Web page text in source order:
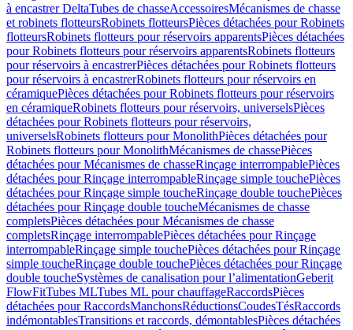
à encastrer DeltaTubes de chasseAccessoiresMécanismes de chasse
et robinets flotteursRobinets flotteursPièces détachées pour Robinets
flotteursRobinets flotteurs pour réservoirs apparentsPièces détachées
pour Robinets flotteurs pour réservoirs apparentsRobinets flotteurs
pour réservoirs à encastrerPièces détachées pour Robinets flotteurs
pour réservoirs à encastrerRobinets flotteurs pour réservoirs en
céramiquePièces détachées pour Robinets flotteurs pour réservoirs
en céramiqueRobinets flotteurs pour réservoirs, universelsPièces
détachées pour Robinets flotteurs pour réservoirs,
universelsRobinets flotteurs pour MonolithPièces détachées pour
Robinets flotteurs pour MonolithMécanismes de chassePièces
détachées pour Mécanismes de chasseRinçage interrompablePièces
détachées pour Rinçage interrompableRinçage simple touchePièces
détachées pour Rinçage simple toucheRinçage double touchePièces
détachées pour Rinçage double toucheMécanismes de chasse
completsPièces détachées pour Mécanismes de chasse
completsRinçage interrompablePièces détachées pour Rinçage
interrompableRinçage simple touchePièces détachées pour Rinçage
simple toucheRinçage double touchePièces détachées pour Rinçage
double toucheSystèmes de canalisation pour l’alimentationGeberit
FlowFitTubes MLTubes ML pour chauffageRaccordsPièces
détachées pour RaccordsManchonsRéductionsCoudesTésRaccords
indémontablesTransitions et raccords, démontablesPièces détachées